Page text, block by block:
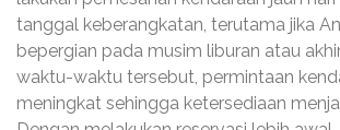
tanggal keberangkatan, terutama jika
bepergian pada musim liburan atau
waktu-waktu tersebut, permintaan
meningkat sehingga ketersediaan